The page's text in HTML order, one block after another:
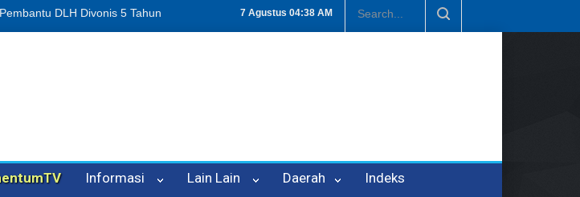
7 Agustus 04:38 AM
DLH Divonis 5 Tahun Dugaan Penipuan Oleh Oknum Kadis, Kuasa Hukum Pelapor Desak Polisi Tetapkan P-
Informasi Lain Lain Daerah Indeks